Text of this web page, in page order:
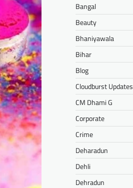
Bangal
Beauty
Bhaniyawala
Bihar
Blog
Cloudburst Updates
CM Dhami G
Corporate
Crime
Deharadun
Dehli
Dehradun